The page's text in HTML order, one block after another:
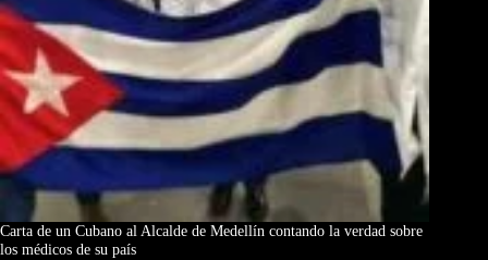
Carta de un Cubano al Alcalde de Medellín contando la verdad sobre
los médicos de su país